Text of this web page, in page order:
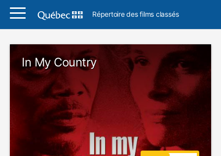
Répertoire des films classés
In My Country